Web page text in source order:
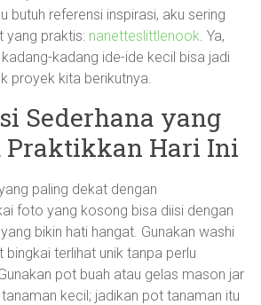
butuh referensi inspirasi, aku sering
yang praktis: nanetteslittlenook. Ya,
kadang ide-ide kecil bisa jadi
proyek kita berikutnya.
Sederhana yang
Praktikkan Hari Ini
paling dekat dengan
foto yang kosong bisa diisi dengan
bikin hati hangat. Gunakan washi
terlihat unik tanpa perlu
pot buah atau gelas mason jar
kecil; jadikan pot tanaman itu